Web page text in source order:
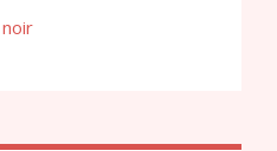
noir